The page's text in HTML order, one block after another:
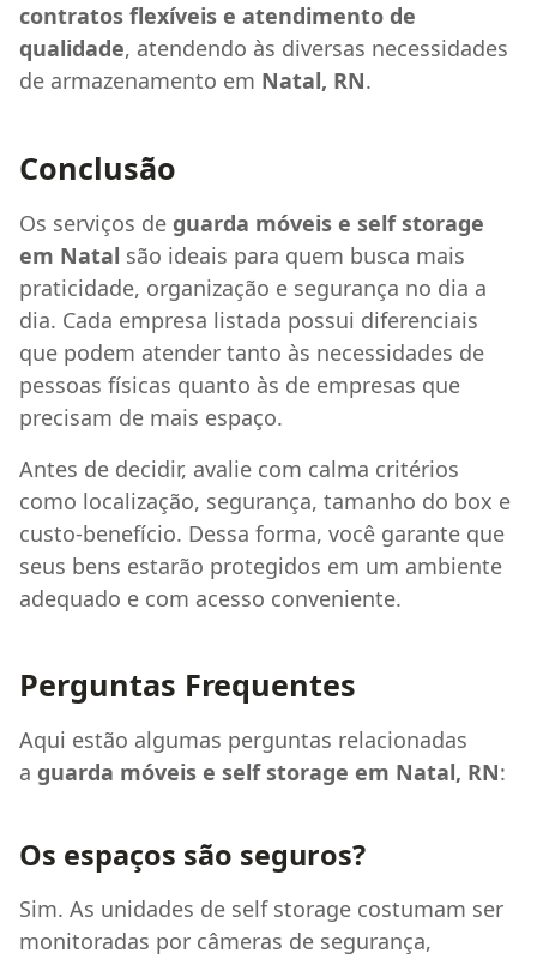
contratos flexíveis e atendimento de
qualidade, atendendo às diversas necessidades
de armazenamento em Natal, RN.
Conclusão
Os serviços de guarda móveis e self storage
em Natal são ideais para quem busca mais
praticidade, organização e segurança no dia a
dia. Cada empresa listada possui diferenciais
que podem atender tanto às necessidades de
pessoas físicas quanto às de empresas que
precisam de mais espaço.
Antes de decidir, avalie com calma critérios
como localização, segurança, tamanho do box e
custo-benefício. Dessa forma, você garante que
seus bens estarão protegidos em um ambiente
adequado e com acesso conveniente.
Perguntas Frequentes
Aqui estão algumas perguntas relacionadas
a guarda móveis e self storage em Natal, RN:
Os espaços são seguros?
Sim. As unidades de self storage costumam ser
monitoradas por câmeras de segurança,